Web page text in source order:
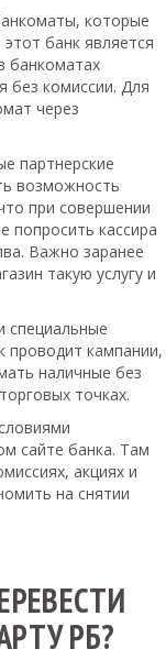
которые
банк является
банкоматах
без комиссии. Для
через
партнерские
возможность
при совершении
попросить кассира
Важно заранее
такую услугу и
специальные
проводит кампании,
наличные без
точках.
сайте банка. Там
акциях и
на снятии
РБ?